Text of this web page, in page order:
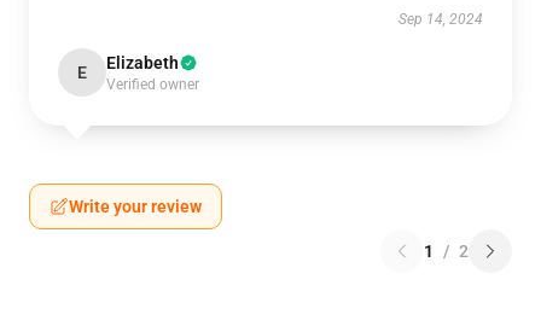
Sep 14, 2024
E Elizabeth
Verified owner
Write your review
1 / 2